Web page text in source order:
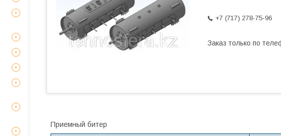
+7 (717) 278-75-96
Заказ только по
Приемный битер